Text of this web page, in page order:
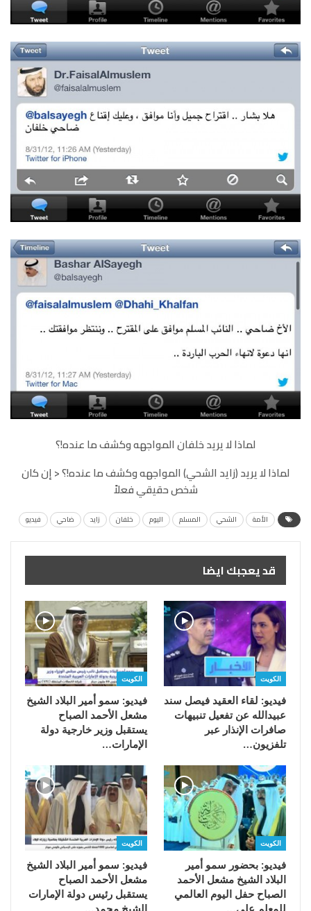
لماذا لا يريد خلفان المواجهه وكشف ما عنده!؟
لماذا لا يريد (زايد الشحي) المواجهه وكشف ما عنده!؟ < إن كان
شخص حقيقي فعلاً
الأمة الشحي المسلم اليوم خلفان زايد ضاحي فيديو
قد يعجبك ايضا
الكويت
فيديو: لقاء العقيد فيصل سند
عبيدالله عن تفعيل تنبيهات
صافرات الإنذار عبر
تلفزيون…
الكويت
فيديو: سمو أمير البلاد الشيخ
مشعل الأحمد الصباح
يستقبل وزير خارجية دولة
الإمارات…
الكويت
فيديو: بحضور سمو أمير
البلاد الشيخ مشعل الأحمد
الصباح حفل اليوم العالمي
الكويت
فيديو: سمو أمير البلاد الشيخ
مشعل الأحمد الصباح
يستقبل رئيس دولة الإمارات